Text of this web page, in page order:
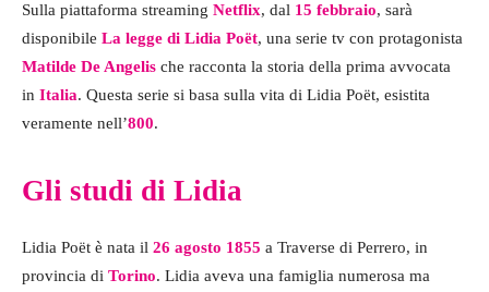
Sulla piattaforma streaming Netflix, dal 15 febbraio, sarà
disponibile La legge di Lidia Poët, una serie tv con protagonista
Matilde De Angelis che racconta la storia della prima avvocata
in Italia. Questa serie si basa sulla vita di Lidia Poët, esistita
veramente nell’800.
Gli studi di Lidia
Lidia Poët è nata il 26 agosto 1855 a Traverse di Perrero, in
provincia di Torino. Lidia aveva una famiglia numerosa ma